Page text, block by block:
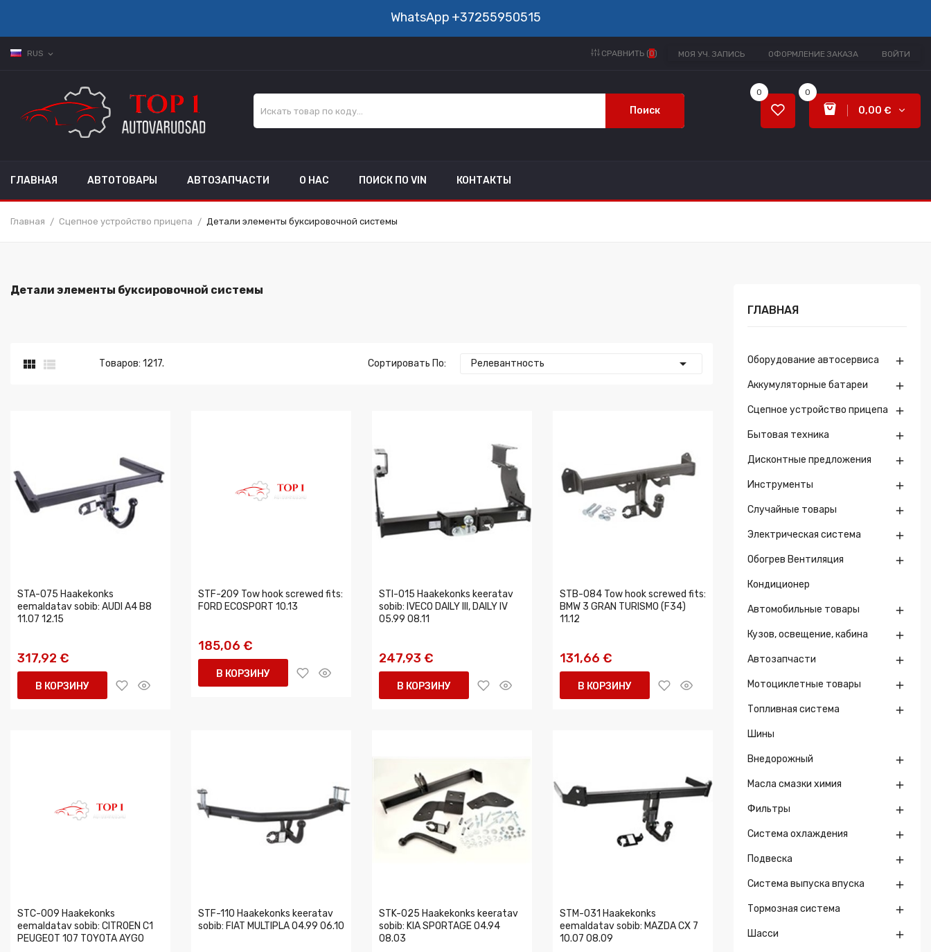
WhatsApp +37255950515
RUS expand_more МОЯ УЧ. ЗАПИСЬ ОФОРМЛЕНИЕ ЗАКАЗА ВОЙТИ
СРАВНИТЬ (0)
Поиск
0
0,00 €
0
ГЛАВНАЯ АВТОТОВАРЫ АВТОЗАПЧАСТИ О НАС ПОИСК ПО VIN КОНТАКТЫ
Главная Сцепное устройство прицепа Детали элементы буксировочной системы
Детали элементы буксировочной системы
  Товаров: 1217. Сортировать По: Релевантность 
STA-075 Haakekonks
eemaldatav sobib: AUDI A4 B8
11.07 12.15
317,92 €
В КОРЗИНУ
STF-209 Tow hook screwed fits:
FORD ECOSPORT 10.13
185,06 €
В КОРЗИНУ
STI-015 Haakekonks keeratav
sobib: IVECO DAILY III, DAILY IV
05.99 08.11
247,93 €
В КОРЗИНУ
STB-084 Tow hook screwed fits:
BMW 3 GRAN TURISMO (F34)
11.12
131,66 €
В КОРЗИНУ
STC-009 Haakekonks
eemaldatav sobib: CITROEN C1
PEUGEOT 107 TOYOTA AYGO
STF-110 Haakekonks keeratav
sobib: FIAT MULTIPLA 04.99 06.10
STK-025 Haakekonks keeratav
sobib: KIA SPORTAGE 04.94
08.03
STM-031 Haakekonks
eemaldatav sobib: MAZDA CX 7
10.07 08.09
ГЛАВНАЯ
Оборудование автосервиса 
Аккумуляторные батареи 
Сцепное устройство прицепа 
Бытовая техника 
Дисконтные предложения 
Инструменты 
Случайные товары 
Электрическая система 
Обогрев Вентиляция
Кондиционер

Автомобильные товары 
Кузов, освещение, кабина 
Автозапчасти 
Мотоциклетные товары 
Топливная система 
Шины
Внедорожный 
Масла смазки химия 
Фильтры 
Система охлаждения 
Подвеска 
Система выпуска впуска 
Тормозная система 
Шасси 